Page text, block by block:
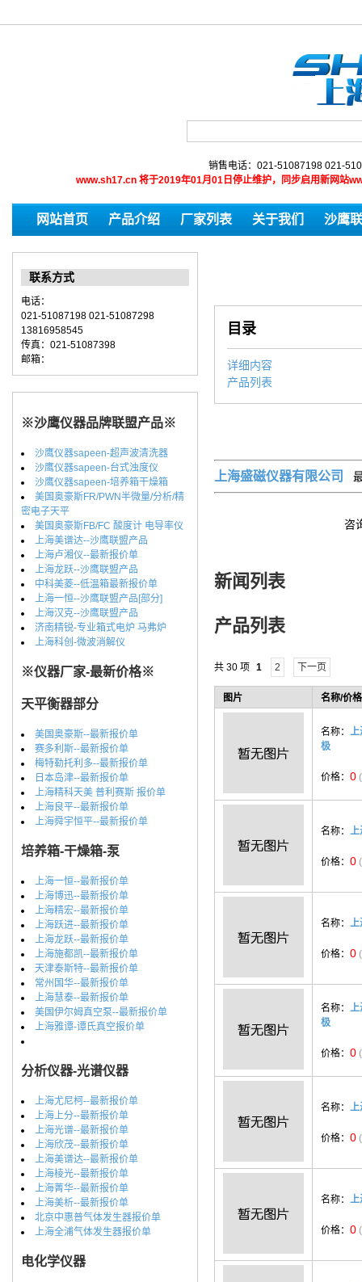
销售电话：021-51087198 021-
www.sh17.cn 将于2019年01月01日停止维护，同步启用新网站
网站首页 产品介绍 厂家列表 关于我们 沙鹰
联系方式
电话：
021-51087198 021-51087298
13816958545
传真：021-51087398
邮箱：
※沙鹰仪器品牌联盟产品※
沙鹰仪器sapeen-超声波清洗器
沙鹰仪器sapeen-台式浊度仪
沙鹰仪器sapeen-培养箱干燥箱
美国奥豪斯FR/PWN半微量/分析/精
密电子天平
美国奥豪斯FB/FC 酸度计 电导率仪
上海美谱达--沙鹰联盟产品
上海卢湘仪--最新报价单
上海龙跃--沙鹰联盟产品
中科美菱--低温箱最新报价单
上海一恒--沙鹰联盟产品[部分]
上海汉克--沙鹰联盟产品
济南精锐-专业箱式电炉 马弗炉
上海科创-微波消解仪
※仪器厂家-最新价格※
天平衡器部分
美国奥豪斯--最新报价单
赛多利斯--最新报价单
梅特勒托利多--最新报价单
日本岛津--最新报价单
上海精科天美 普利赛斯 报价单
上海良平--最新报价单
上海舜宇恒平--最新报价单
培养箱-干燥箱-泵
上海一恒--最新报价单
上海博迅--最新报价单
上海精宏--最新报价单
上海跃进--最新报价单
上海龙跃--最新报价单
上海施都凯--最新报价单
天津泰斯特--最新报价单
常州国华--最新报价单
上海慧泰--最新报价单
美国伊尔姆真空泵--最新报价单
上海雅谭-谭氏真空报价单
分析仪器-光谱仪器
上海尤尼柯--最新报价单
上海上分--最新报价单
上海光谱--最新报价单
上海欣茂--最新报价单
上海美谱达--最新报价单
上海棱光--最新报价单
上海菁华--最新报价单
上海美析--最新报价单
北京中惠普气体发生器报价单
上海全浦气体发生器报价单
电化学仪器
目录
详细内容
产品列表
上海盛磁仪器有限公司
咨
新闻列表
产品列表
共 30 项 1 2 下一页
图片 名称/价
名称： 上
极
价格： 0
名称： 上
价格： 0
名称： 上
价格： 0
名称： 上
极
价格： 0
名称： 上
价格： 0
名称： 上
价格： 0